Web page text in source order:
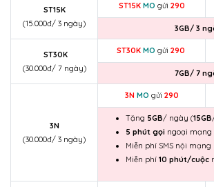
ST15K
(15.000đ/ 3 ngày)
ST15K MO gửi 290
3GB/ 3
ST30K
(30.000đ/ 7 ngày)
ST30K MO gửi 290
7GB/ 7
3N
(30.000đ/ 3 ngày)
3N MO gửi 290
Tặng 5GB/ ngày (15GB
5 phút gọi ngoại mạng
Miễn phí SMS nội mạng
Miễn phí 10 phút/cuộc